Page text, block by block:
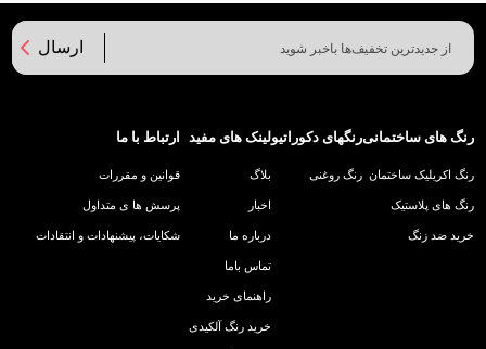
ارسال
رنگ های ساختمانی
رنگ اکریلیک ساختمان
رنگ های پلاستیک
خرید ضد زنگ
رنگهای دکوراتیو
رنگ روغنی
لینک های مفید
بلاگ
اخبار
درباره ما
تماس باما
راهنمای خرید
خرید رنگ آلکیدی
ارتباط با ما
قوانین و مقررات
پرسش ها ی متداول
شکایات، پیشنهادات و انتقادات